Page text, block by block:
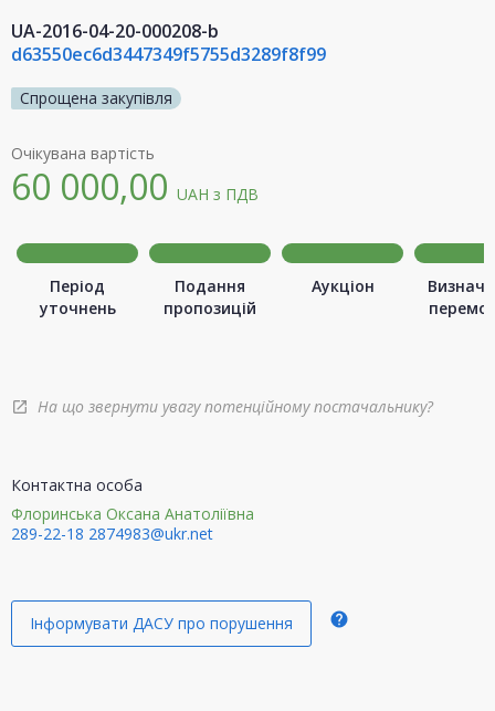
UA-2016-04-20-000208-b
d63550ec6d3447349f5755d3289f8f99
Спрощена закупівля
Очікувана вартість
60 000,00 UAH з ПДВ
Період
уточнень
Подання
пропозицій
Аукціон
open_in_new На що звернути увагу потенційному постачальнику?
Контактна особа
Флоринська Оксана Анатоліївна
289-22-18 2874983@ukr.net
Інформувати ДАСУ про порушення help